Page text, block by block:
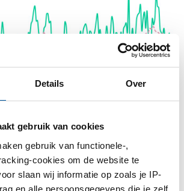
Details Over
gebruik van cookies
gebruik van functionele-,
cookies om de website te
slaan wij informatie op zoals je IP-
en alle persoonsgegevens die je zelf
vlakheid van de Nevi-lijn is te
verscheidenheid aan industrieën